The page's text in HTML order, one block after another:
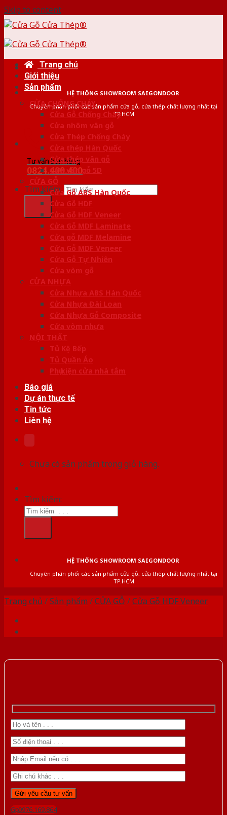
Skip to content
HỆ THỐNG SHOWROOM SAIGONDOOR
Chuyên phân phối các sản phẩm cửa gỗ, cửa thép chất lượng nhất tại
TP.HCM
Tư vấn bán hàng
0824.400.400
Tìm kiếm:
Trang chủ
Giới thiệu
Sản phẩm
CỬA CHỐNG CHÁY
Cửa Gỗ Chống Cháy
Cửa nhôm vân gỗ
Cửa Thép Chống Cháy
Cửa thép Hàn Quốc
Cửa thép vân gỗ
Cửa vân gỗ 5D
CỬA GỖ
Cửa Gỗ ABS Hàn Quốc
Cửa Gỗ HDF
Cửa Gỗ HDF Veneer
Cửa Gỗ MDF Laminate
Cửa gỗ MDF Melamine
Cửa Gỗ MDF Veneer
Cửa Gỗ Tự Nhiên
Cửa vòm gỗ
CỬA NHỰA
Cửa Nhựa ABS Hàn Quốc
Cửa Nhựa Đài Loan
Cửa Nhựa Gỗ Composite
Cửa vòm nhựa
NỘI THẤT
Tủ Kệ Bếp
Tủ Quần Áo
Phụ kiện cửa nhà tắm
Báo giá
Dự án thực tế
Tin tức
Liên hệ
Chưa có sản phẩm trong giỏ hàng.
Tìm kiếm:
HỆ THỐNG SHOWROOM SAIGONDOOR
Chuyên phân phối các sản phẩm cửa gỗ, cửa thép chất lượng nhất tại
TP.HCM
Trang chủ /Sản phẩm /CỬA GỖ /Cửa Gỗ HDF Veneer
Gọi 0976.169.864